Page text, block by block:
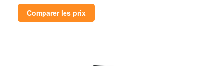
Comparer les prix